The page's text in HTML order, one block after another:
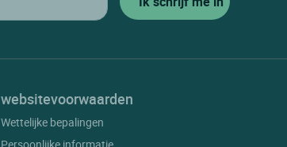
websitevoorwaarden
Wettelijke bepalingen